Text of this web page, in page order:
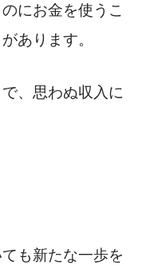
にお金を使うこ
あります。
、思わぬ収入に
も新たな一歩を